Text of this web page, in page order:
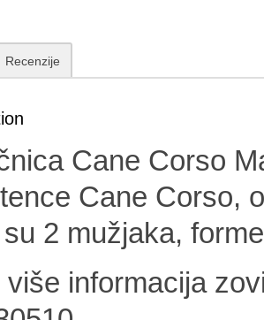
Recenzije
Cane Corso
Cane Corso,
2 mužjaka,
više informacija